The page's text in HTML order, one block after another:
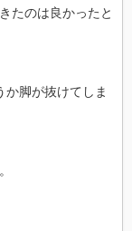
たのは良かったと
か脚が抜けてしま